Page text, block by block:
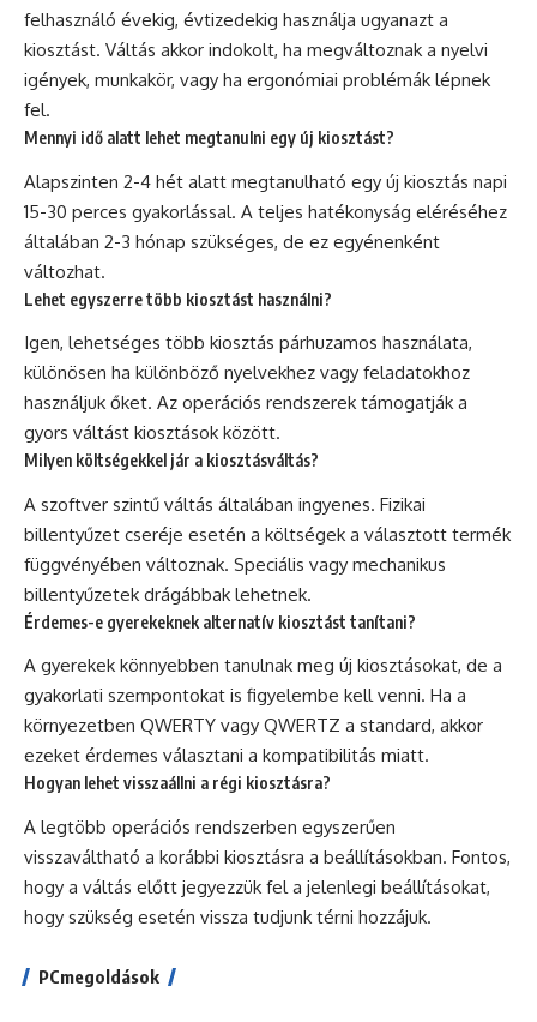
felhasználó évekig, évtizedekig használja ugyanazt a
kiosztást. Váltás akkor indokolt, ha megváltoznak a nyelvi
igények, munkakör, vagy ha ergonómiai problémák lépnek
fel.
Mennyi idő alatt lehet megtanulni egy új kiosztást?
Alapszinten 2-4 hét alatt megtanulható egy új kiosztás napi
15-30 perces gyakorlással. A teljes hatékonyság eléréséhez
általában 2-3 hónap szükséges, de ez egyénenként
változhat.
Lehet egyszerre több kiosztást használni?
Igen, lehetséges több kiosztás párhuzamos használata,
különösen ha különböző nyelvekhez vagy feladatokhoz
használjuk őket. Az operációs rendszerek támogatják a
gyors váltást kiosztások között.
Milyen költségekkel jár a kiosztásváltás?
A szoftver szintű váltás általában ingyenes. Fizikai
billentyűzet cseréje esetén a költségek a választott termék
függvényében változnak. Speciális vagy mechanikus
billentyűzetek drágábbak lehetnek.
Érdemes-e gyerekeknek alternatív kiosztást tanítani?
A gyerekek könnyebben tanulnak meg új kiosztásokat, de a
gyakorlati szempontokat is figyelembe kell venni. Ha a
környezetben QWERTY vagy QWERTZ a standard, akkor
ezeket érdemes választani a kompatibilitás miatt.
Hogyan lehet visszaállni a régi kiosztásra?
A legtöbb operációs rendszerben egyszerűen
visszaváltható a korábbi kiosztásra a beállításokban. Fontos,
hogy a váltás előtt jegyezzük fel a jelenlegi beállításokat,
hogy szükség esetén vissza tudjunk térni hozzájuk.
PCmegoldások